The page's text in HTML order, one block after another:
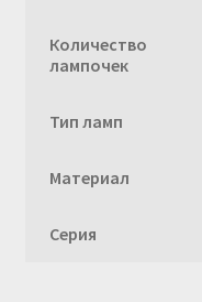
Количество
лампочек
Тип ламп
Материал
Серия